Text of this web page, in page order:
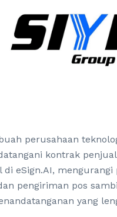
perusahaan
kontrak
di eSign.AI, mengurangi
pengiriman pos
yang